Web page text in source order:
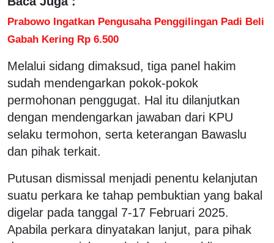
Prabowo Ingatkan Pengusaha Penggilingan Padi Beli
Gabah Kering Rp 6.500
Melalui sidang dimaksud, tiga panel hakim
sudah mendengarkan pokok-pokok
permohonan penggugat. Hal itu dilanjutkan
dengan mendengarkan jawaban dari KPU
selaku termohon, serta keterangan Bawaslu
dan pihak terkait.
Putusan dismissal menjadi penentu kelanjutan
suatu perkara ke tahap pembuktian yang bakal
digelar pada tanggal 7-17 Februari 2025.
Apabila perkara dinyatakan lanjut, para pihak